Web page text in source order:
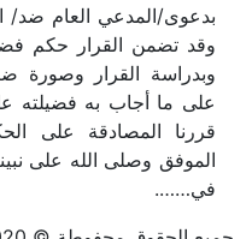
بدعوى/المدعي العام
وقد تضمن القرار حكم
وبدراسة القرار وصورة
قررنا المصادقة على
الموفق وصلى الله على
في…….